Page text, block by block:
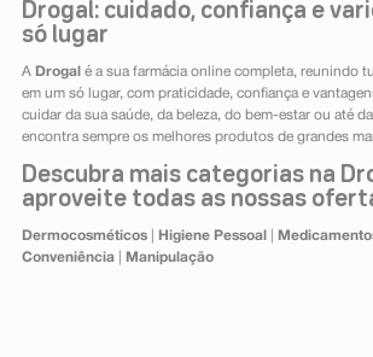
Drogal: cuidado, confiança e
só lugar
A Drogal é a sua farmácia online completa, reunindo
em um só lugar, com praticidade, confiança e
cuidar da sua saúde, da beleza, do bem-estar ou até
encontra sempre os melhores produtos de grandes
Descubra mais categorias na
aproveite todas as nossas
Dermocosméticos| Higiene Pessoal
Conveniência| Manipulação